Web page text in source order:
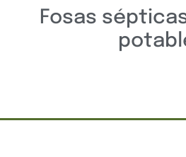
Fosas